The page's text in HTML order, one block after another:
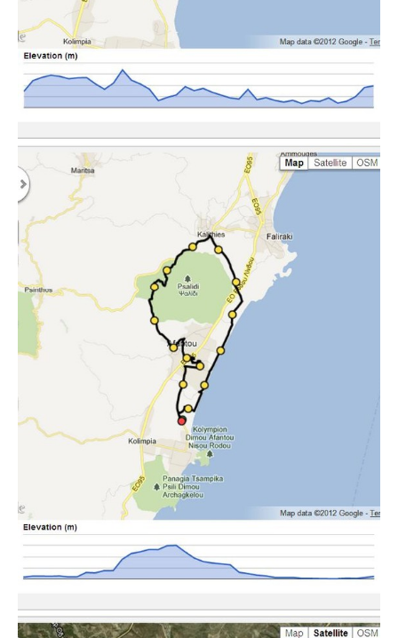
Tests de produits
Conseils
Tendances
Tous nos articles
À propos